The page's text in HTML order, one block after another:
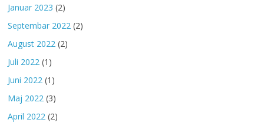
Januar 2023 (2)
Septembar 2022 (2)
August 2022 (2)
Juli 2022 (1)
Juni 2022 (1)
Maj 2022 (3)
April 2022 (2)